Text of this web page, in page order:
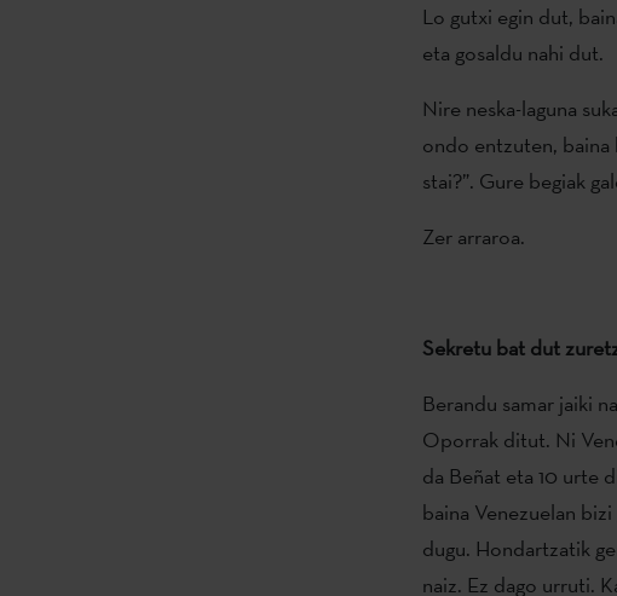
Lo gutxi egin dut,
eta gosaldu nahi dut.
Nire neska-laguna
ondo entzuten, baina
stai?”. Gure begiak
Zer arraroa.
Sekretu bat dut
Berandu samar jaiki
Oporrak ditut. Ni
da Beñat eta 10 urte
baina Venezuelan
dugu. Hondartzatik
naiz. Ez dago urruti.